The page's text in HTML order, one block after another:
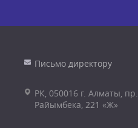
Письмо директору
РК, 050016 г. Алматы, пр.
Райымбека, 221 «Ж»